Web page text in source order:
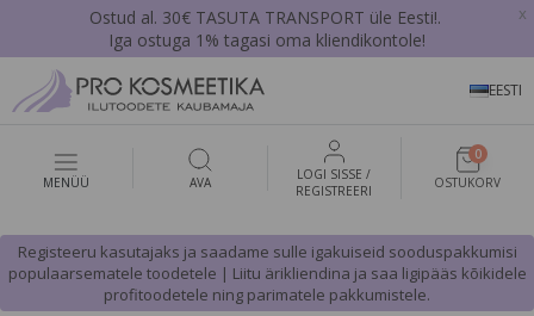
Ostud al. 30€ TASUTA TRANSPORT üle Eesti!.
Iga ostuga 1% tagasi oma kliendikontole!
x
EESTI
MENÜÜ AVA
LOGI SISSE /
REGISTREERI
0
OSTUKORV
Registeeru kasutajaks ja saadame sulle igakuiseid sooduspakkumisi
populaarsematele toodetele | Liitu ärikliendina ja saa ligipääs kõikidele
profitoodetele ning parimatele pakkumistele.